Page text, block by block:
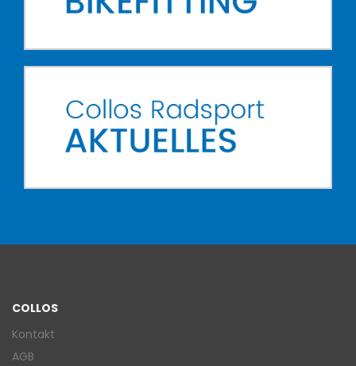
COLLOS
Kontakt
AGB